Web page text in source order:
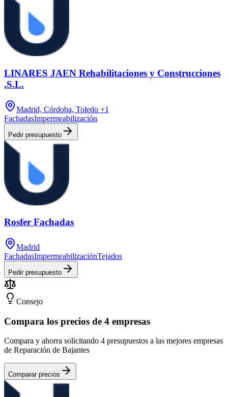
LINARES JAEN Rehabilitaciones y Construcciones
,S.L.
Madrid, Córdoba, Toledo +1
FachadasImpermeabilización
Pedir presupuesto
Rosfer Fachadas
Madrid
FachadasImpermeabilizaciónTejados
Pedir presupuesto
Consejo
Compara los precios de 4 empresas
Compara y ahorra solicitando 4 presupuestos a las mejores empresas
de Reparación de Bajantes
Comparar precios